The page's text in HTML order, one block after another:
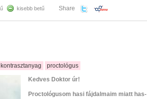
Share
kisebb betű
kontrasztanyag
proctológus
Kedves Doktor úr!
Proctológusom hasi fájdalmaim miatt has-